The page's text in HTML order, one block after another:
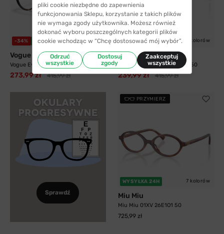
-34% WYSYŁKA 24H 3 kolory
Vogue Eyewear
Vogue Eyewear 5367 W656 50
273,99 zł 415,99 zł
-42% WYSYŁKA 24H 5 kolorów
Vogue Eyewear
Vogue Eyewear 5598 W745 50
239,99 zł 415,99 zł
Sprawdź
PRZYMIERZ
WYSYŁKA 24H 7 kolorów
Miu Miu
Miu Miu 01XV 26E1O1 50
725,99 zł
pliki cookie niezbędne do zapewnienia
funkcjonowania Sklepu, korzystanie z takich plików
nie wymaga zgody użytkownika. Możesz również
dokonać wyboru poszczególnych kategorii plików
cookie wchodząc w “Chcę dostosować mój wybór”.
Odrzuć
wszystkie
Dostosuj
zgody
Zaakceptuj
wszystkie